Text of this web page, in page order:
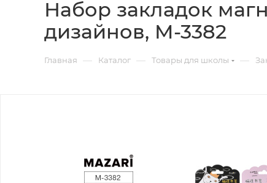
Набор закладок
дизайнов, M-3382
Главная — Каталог — Товары для школы —